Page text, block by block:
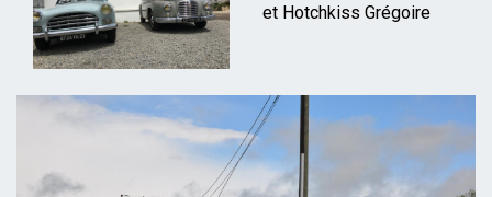
et Hotchkiss Grégoire